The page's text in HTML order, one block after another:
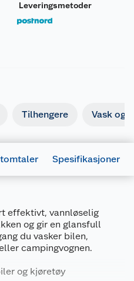
Leveringsmetoder
Tilhengere Vask og
Spesifikasjoner
effektivt, vannløselig
og gir en glansfull
du vasker bilen,
campingvognen.
og kjøretøy
7072110748526